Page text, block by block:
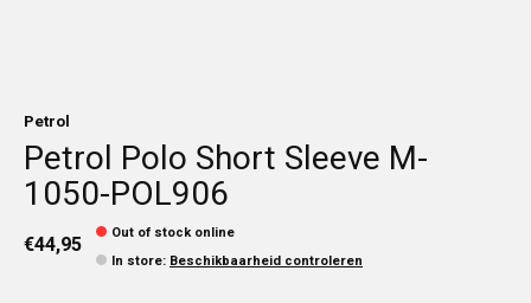
Petrol
Petrol Polo Short Sleeve M-
1050-POL906
€44,95
Out of stock online
In store: Beschikbaarheid controleren